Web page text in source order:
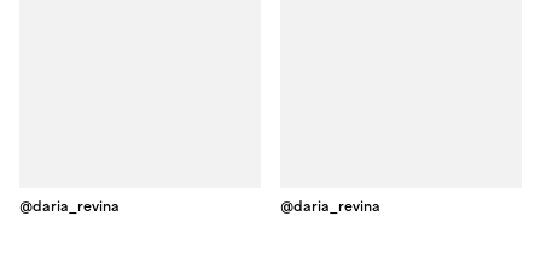
@daria_revina @daria_revina